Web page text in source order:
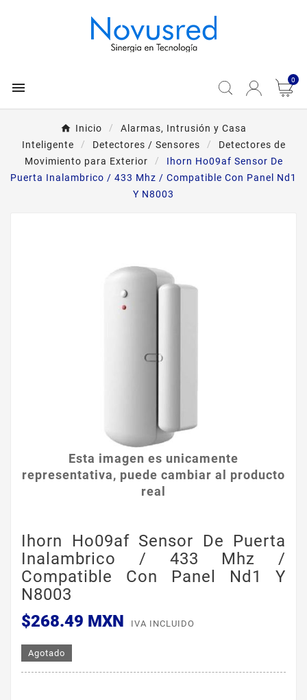
 0
Inicio
Alarmas, Intrusión y Casa
Inteligente
Detectores / Sensores
Detectores de
Movimiento para Exterior
Ihorn Ho09af Sensor De
Puerta Inalambrico / 433 Mhz / Compatible Con Panel Nd1
Y N8003
Esta imagen es unicamente
representativa, puede cambiar al producto
real
Ihorn Ho09af Sensor De Puerta
Inalambrico / 433 Mhz /
Compatible Con Panel Nd1 Y
N8003
$268.49 MXN
IVA INCLUIDO
Agotado